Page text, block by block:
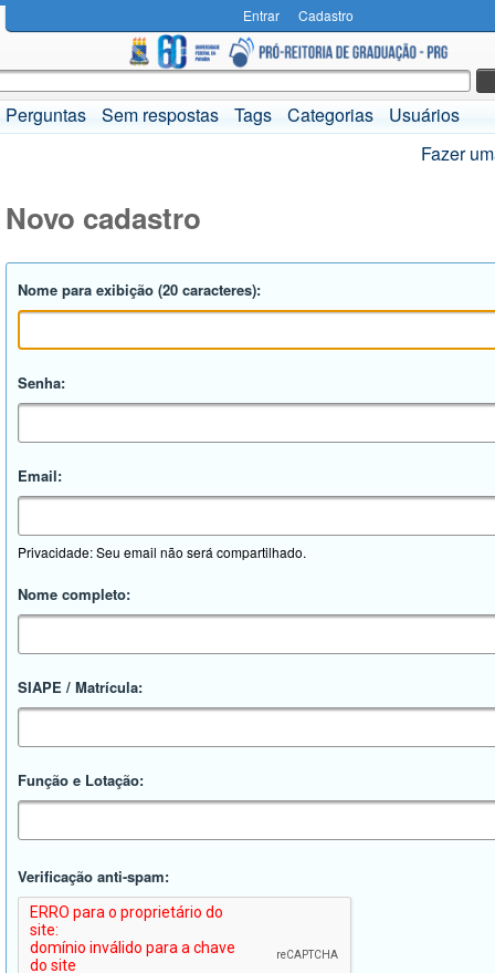
Entrar Cadastro
Perguntas Sem respostas Tags Categorias
Usuários
Fazer
Novo cadastro
Nome para exibição (20 caracteres):
Senha:
Email:
Privacidade: Seu email não será compartilhado.
Nome completo:
SIAPE / Matrícula:
Função e Lotação:
Verificação anti-spam: